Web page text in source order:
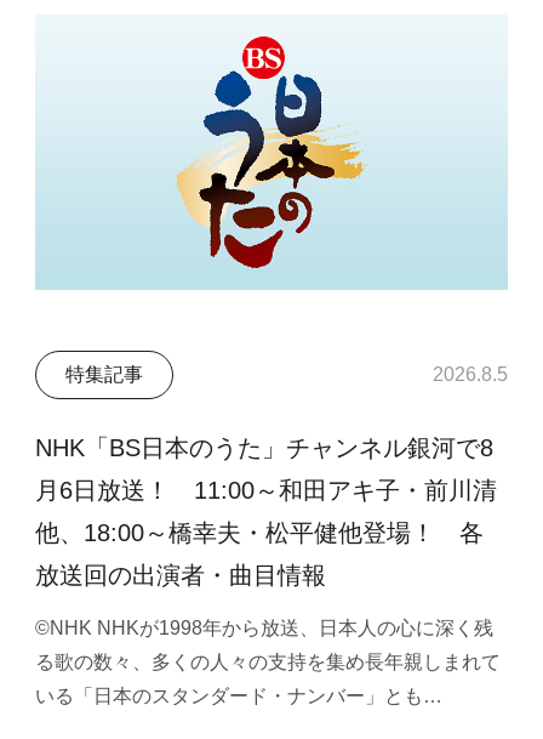
特集記事 2026.8.5
NHK「BS日本のうた」チャンネル銀河で8
月6日放送！ 11:00～和田アキ子・前川清
他、18:00～橋幸夫・松平健他登場！ 各
放送回の出演者・曲目情報
©NHK NHKが1998年から放送、日本人の心に深く残
る歌の数々、多くの人々の支持を集め長年親しまれて
いる「日本のスタンダード・ナンバー」とも…